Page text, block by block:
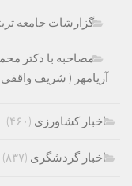
گزارشات جامعه
مصاحبه با دکتر
آریامهر ( شریف واقفی
اخبار کشاورزی (۴۶۰)
اخبار گردشگری (۸۳۷)